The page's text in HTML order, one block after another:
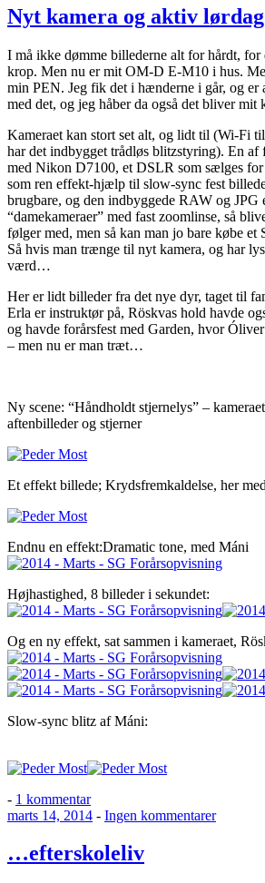
kamera
og
lørdag
Nyt kamera og aktiv lørdag
I må ikke dømme billederne alt for hårdt,
krop. Men nu er mit OM-D E-M10 i hus.
min PEN. Jeg fik det i hænderne i går, og er
med det, og jeg håber da også det bliver
Kameraet kan stort set alt, og lidt til (Wi-Fi
har det indbygget trådløs blitzstyring). En
med Nikon D7100, et DSLR som sælges
som ren effekt-hjælp til slow-sync fest
brugbare, og den indbyggede RAW og JPG
“damekameraer” med fast zoomlinse, så
følger med, men så kan man jo bare købe et
Så hvis man trænge til nyt kamera, og har
værd…
Her er lidt billeder fra det nye dyr, taget til
Erla er instruktør på, Röskvas hold havde
og havde forårsfest med Garden, hvor
– men nu er man træt…
Ny scene: “Håndholdt stjernelys” –
aftenbilleder og stjerner
Et effekt billede; Krydsfremkaldelse, her
Endnu en effekt:Dramatic tone, med Máni
Højhastighed, 8 billeder i sekundet:
Og en ny effekt, sat sammen i kameraet,
Slow-sync blitz af Máni:
- 1 kommentartil
Nyt
og
aktiv
Udgivet
marts 14, 2014 - Ingen kommentarertil
…efterskoleliv